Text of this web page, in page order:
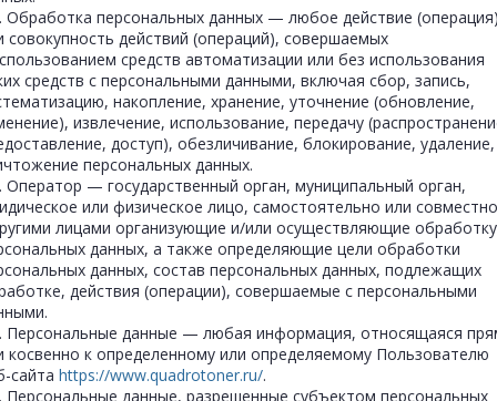
Обработка персональных данных — любое действие
совокупность действий (операций), совершаемых
средств автоматизации или без использования
средств с персональными данными, включая сбор, запись,
накопление, хранение, уточнение (обновление,
извлечение, использование, передачу
доступ), обезличивание, блокирование, удаление,
персональных данных.
Оператор — государственный орган, муниципальный орган,
или физическое лицо, самостоятельно или совместно
лицами организующие и/или осуществляющие обработку
данных, а также определяющие цели обработки
данных, состав персональных данных, подлежащих
действия (операции), совершаемые с персональными
Персональные данные — любая информация, относящаяся
косвенно к определенному или определяемому Пользователю
сайта https://www.quadrotoner.ru/.
Персональные данные, разрешенные субъектом персональных